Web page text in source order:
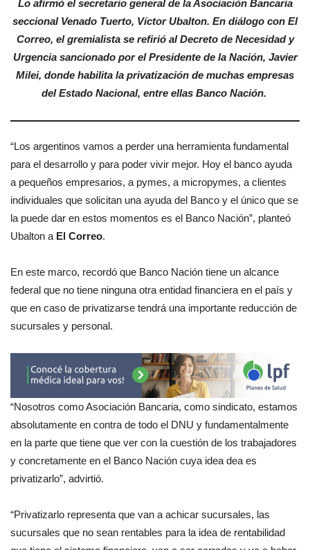
Lo afirmó el secretario general de la Asociación Bancaria
seccional Venado Tuerto, Víctor Ubalton. En diálogo con El
Correo, el gremialista se refirió al Decreto de Necesidad y
Urgencia sancionado por el Presidente de la Nación, Javier
Milei, donde habilita la privatización de muchas empresas
del Estado Nacional, entre ellas Banco Nación.
“Los argentinos vamos a perder una herramienta fundamental
para el desarrollo y para poder vivir mejor. Hoy el banco ayuda
a pequeños empresarios, a pymes, a micropymes, a clientes
individuales que solicitan una ayuda del Banco y el único que se
la puede dar en estos momentos es el Banco Nación”, planteó
Ubalton a El Correo.
En este marco, recordó que Banco Nación tiene un alcance
federal que no tiene ninguna otra entidad financiera en el país y
que en caso de privatizarse tendrá una importante reducción de
sucursales y personal.
“Nosotros como Asociación Bancaria, como sindicato, estamos
absolutamente en contra de todo el DNU y fundamentalmente
en la parte que tiene que ver con la cuestión de los trabajadores
y concretamente en el Banco Nación cuya idea dea es
privatizarlo”, advirtió.
“Privatizarlo representa que van a achicar sucursales, las
sucursales que no sean rentables para la idea de rentabilidad